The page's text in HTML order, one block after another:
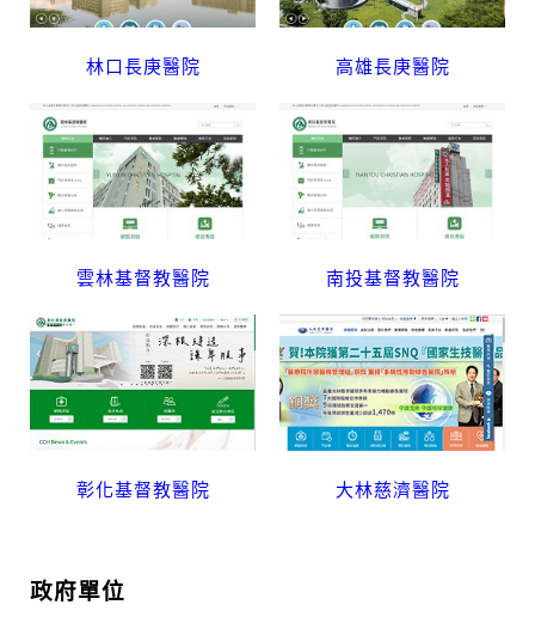
林口長庚醫院 高雄長庚醫院
雲林基督教醫院 南投基督教醫院
彰化基督教醫院 大林慈濟醫院
政府單位